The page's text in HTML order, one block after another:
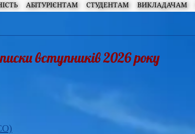
АБІТУРІЄНТАМ СТУДЕНТАМ ВИКЛАДАЧАМ
вступників 2026 року